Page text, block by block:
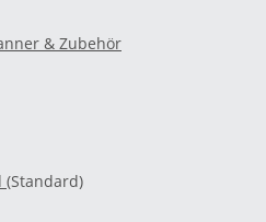
& Zubehör
(Standard)